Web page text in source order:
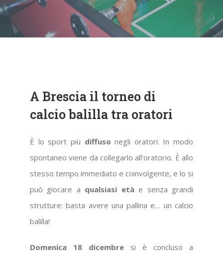
A Brescia il torneo di
calcio balilla tra oratori
È lo sport più diffuso negli oratori. In modo
spontaneo viene da collegarlo all’oratorio. È allo
stesso tempo immediato e coinvolgente, e lo si
può giocare a qualsiasi etàe senza grandi
strutture: basta avere una pallina e… un calcio
balilla!
Domenica 18 dicembre si è concluso a